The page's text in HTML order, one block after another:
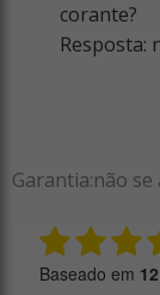
corante?
Resposta:
Garantia:não se
Baseado em 12